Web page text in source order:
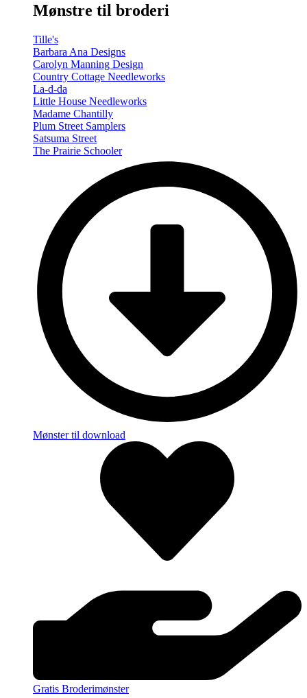
(Volume
Mønstre til broderi
Tille's
Barbara Ana Designs
Carolyn Manning Design
Country Cottage Needleworks
La-d-da
Little House Needleworks
Madame Chantilly
Plum Street Samplers
Satsuma Street
The Prairie Schooler
Mønster til download
Gratis Broderimønster